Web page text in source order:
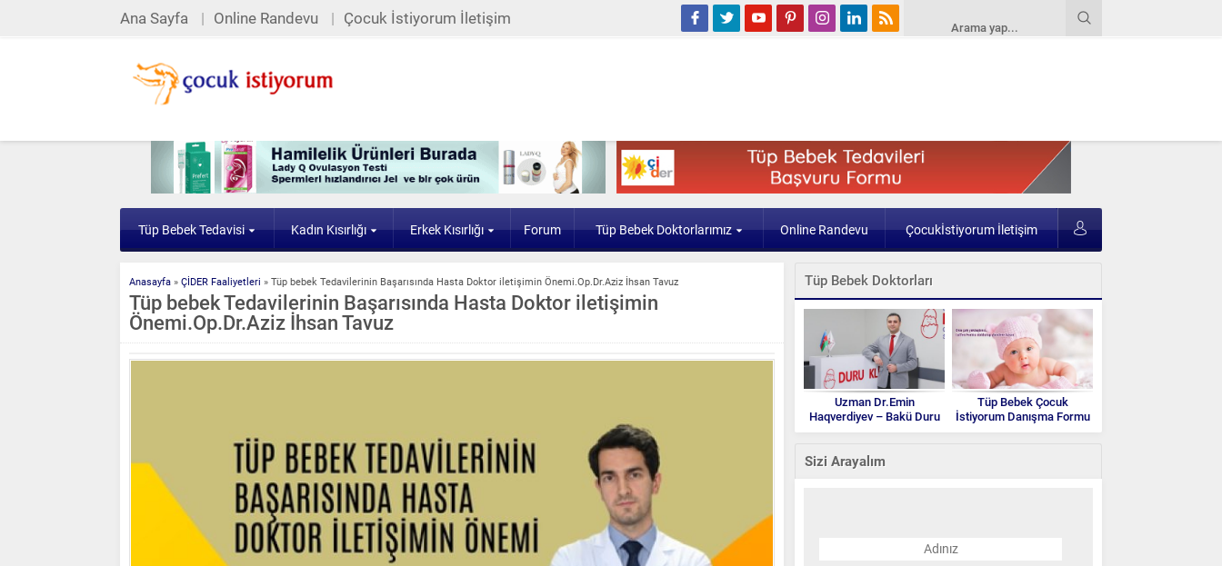
Ana Sayfa Online Randevu Çocuk İstiyorum İletişim
Tüp Bebek Tedavisi Kadın Kısırlığı Erkek Kısırlığı Forum Tüp Bebek Doktorlarımız Online Randevu Çocukİstiyorum İletişim
Anasayfa » ÇİDER Faaliyetleri » Tüp bebek Tedavilerinin Başarısında Hasta Doktor iletişimin Önemi.Op.Dr.Aziz İhsan Tavuz
Tüp bebek Tedavilerinin Başarısında Hasta Doktor iletişimin
Önemi.Op.Dr.Aziz İhsan Tavuz
Tüp Bebek Doktorları
Uzman Dr.Emin
Haqverdiyev – Bakü Duru
Klinik
Tüp Bebek Çocuk
İstiyorum Danışma Formu
Sizi Arayalım